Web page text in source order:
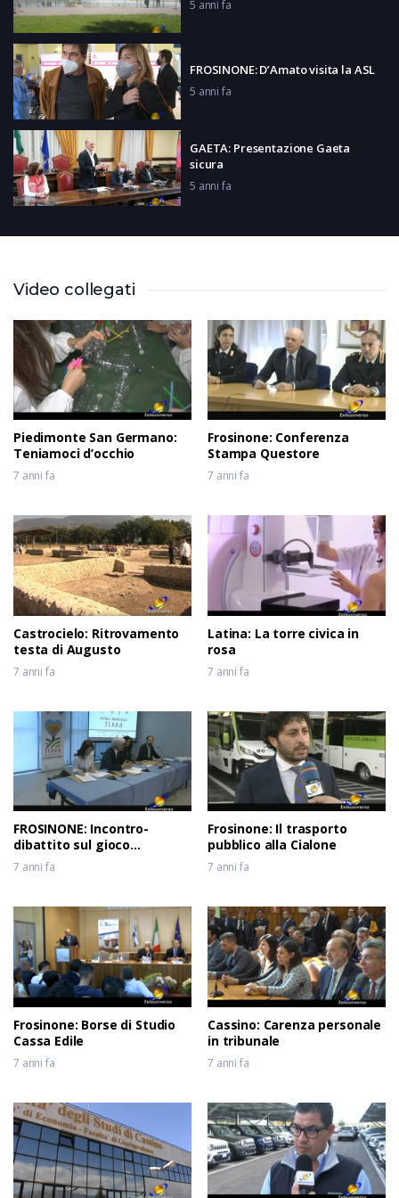
5 anni fa
FROSINONE: D’Amato visita la ASL
5 anni fa
GAETA: Presentazione Gaeta
sicura
5 anni fa
FROSINONE: Controlli rafforzati per
PIGLIO: Scalinata Letteraria
5 anni fa
Video collegati
Piedimonte San Germano:
Teniamoci d’occhio
7 anni fa
Frosinone: Conferenza
Stampa Questore
7 anni fa
Castrocielo: Ritrovamento
testa di Augusto
7 anni fa
Latina: La torre civica in
rosa
7 anni fa
FROSINONE: Incontro-
dibattito sul gioco
d’azzardo
7 anni fa
Frosinone: Il trasporto
pubblico alla Cialone
7 anni fa
Frosinone: Borse di Studio
Cassa Edile
7 anni fa
Cassino: Carenza personale
in tribunale
7 anni fa